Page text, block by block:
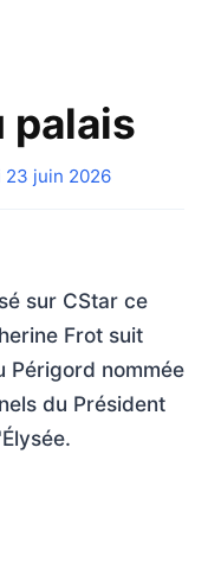
palais
juin 2026
sur CStar ce
Frot suit
Périgord nommée
du Président